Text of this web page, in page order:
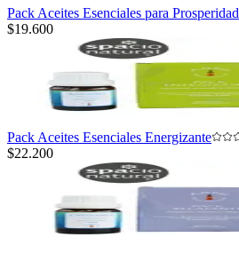
Pack Aceites Esenciales para Prosperidad
$19.600
Pack Aceites Esenciales Energizante
$22.200